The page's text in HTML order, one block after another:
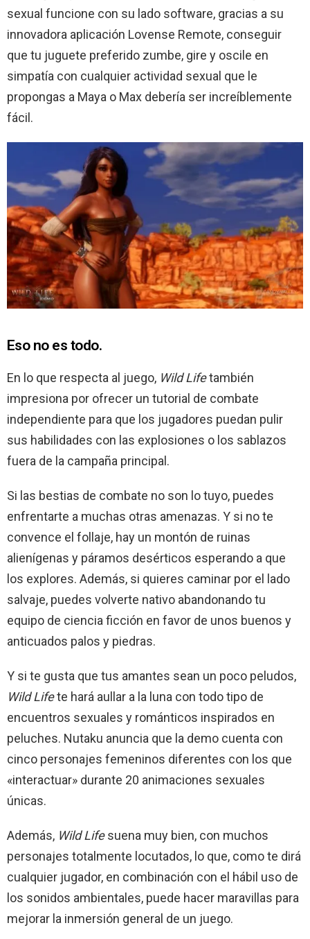
sexual funcione con su lado software, gracias a su
innovadora aplicación Lovense Remote, conseguir
que tu juguete preferido zumbe, gire y oscile en
simpatía con cualquier actividad sexual que le
propongas a Maya o Max debería ser increíblemente
fácil.
Eso no es todo.
En lo que respecta al juego, Wild Lifetambién
impresiona por ofrecer un tutorial de combate
independiente para que los jugadores puedan pulir
sus habilidades con las explosiones o los sablazos
fuera de la campaña principal.
Si las bestias de combate no son lo tuyo, puedes
enfrentarte a muchas otras amenazas. Y si no te
convence el follaje, hay un montón de ruinas
alienígenas y páramos desérticos esperando a que
los explores. Además, si quieres caminar por el lado
salvaje, puedes volverte nativo abandonando tu
equipo de ciencia ficción en favor de unos buenos y
anticuados palos y piedras.
Y si te gusta que tus amantes sean un poco peludos,
Wild Lifete hará aullar a la luna con todo tipo de
encuentros sexuales y románticos inspirados en
peluches. Nutaku anuncia que la demo cuenta con
cinco personajes femeninos diferentes con los que
«interactuar» durante 20 animaciones sexuales
únicas.
Además, Wild Lifesuena muy bien, con muchos
personajes totalmente locutados, lo que, como te dirá
cualquier jugador, en combinación con el hábil uso de
los sonidos ambientales, puede hacer maravillas para
mejorar la inmersión general de un juego.